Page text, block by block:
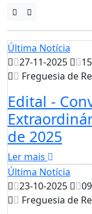
Última Notícia
27-11-2025
Freguesia de
Edital -
de 2025
Ler mais
Última Notícia
23-10-2025
Freguesia de